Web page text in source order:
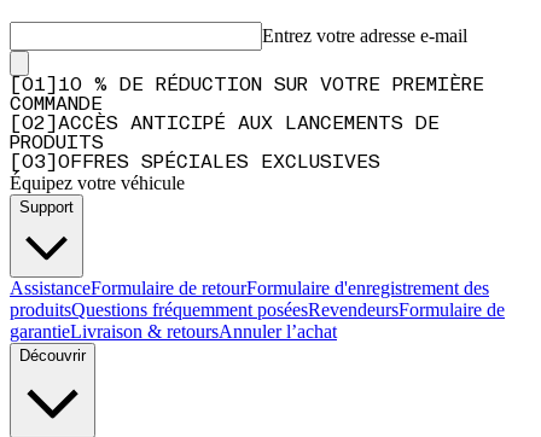
Entrez votre adresse e-mail
01
10 % DE RÉDUCTION SUR VOTRE PREMIÈRE
COMMANDE
02
ACCÈS ANTICIPÉ AUX LANCEMENTS DE
PRODUITS
03 OFFRES SPÉCIALES EXCLUSIVES
Équipez votre véhicule
Support
AssistanceFormulaire de retourFormulaire d'enregistrement des
produitsQuestions fréquemment poséesRevendeursFormulaire de
garantieLivraison & retoursAnnuler l’achat
Découvrir